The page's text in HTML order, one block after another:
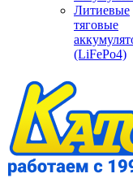
Литиевые
тяговые
(LiFePo4)